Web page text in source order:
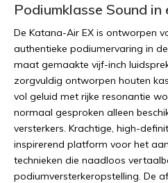
Podiumklasse Sound
De Katana-Air EX is ontworpen
authentieke podiumervaring in
maat gemaakte vijf-inch
zorgvuldig ontworpen houten
vol geluid met rijke resonantie
normaal gesproken alleen
versterkers. Krachtige, high-
inspirerend platform voor het
technieken die naadloos
podiumversterkeropstelling. De